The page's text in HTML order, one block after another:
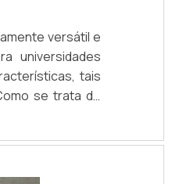
versátil e
universidades
tais
se trata de
de
as lixeiras
são vazadas